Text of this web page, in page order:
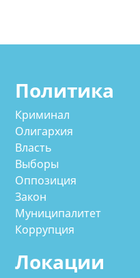
Политика
Криминал
Олигархия
Власть
Выборы
Оппозиция
Закон
Муниципалитет
Коррупция
Локации